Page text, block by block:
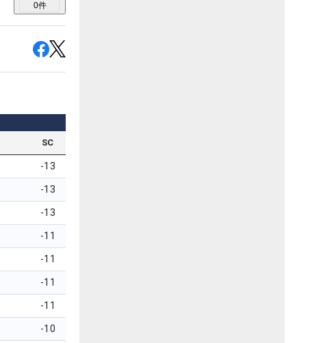
0件
SC
-13
-13
-13
-11
-11
-11
-11
-10